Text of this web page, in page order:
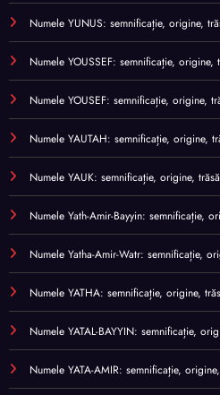
Numele YUNUS: semnificație, origine,
Numele YOUSSEF: semnificație,
Numele YOUSEF: semnificație, origine,
Numele YAUTAH: semnificație, origine,
Numele YAUK: semnificație, origine,
Numele Yath-Amir-Bayyin: semnificație,
Numele Yatha-Amir-Watr: semnificație,
Numele YATHA: semnificație, origine,
Numele YATAL-BAYYIN: semnificație,
Numele YATA-AMIR: semnificație,